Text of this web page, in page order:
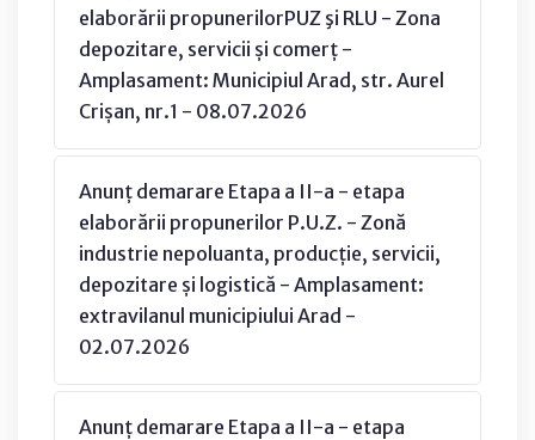
elaborării propunerilorPUZ şi RLU - Zona
depozitare, servicii și comerț -
Amplasament: Municipiul Arad, str. Aurel
Crișan, nr.1 - 08.07.2026
Anunț demarare Etapa a II-a - etapa
elaborării propunerilor P.U.Z. - Zonă
industrie nepoluanta, producție, servicii,
depozitare și logistică - Amplasament:
extravilanul municipiului Arad -
02.07.2026
Anunț demarare Etapa a II-a - etapa